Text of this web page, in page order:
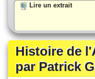
Lire un extrait
Histoire de
par Patrick